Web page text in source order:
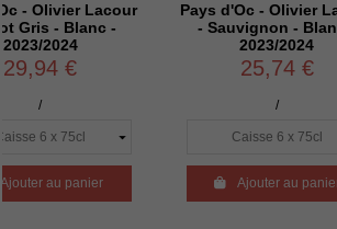
Lacour
-
Pays d'Oc - Olivier Lacour
- Sauvignon - Blanc -
Ajouter au panier